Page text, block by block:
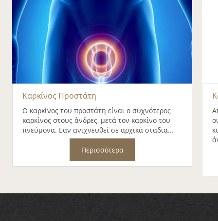
Καρκίνος Προστάτη
Ο καρκίνος του προστάτη είναι ο συχνότερος
καρκίνος στους άνδρες, μετά τον καρκίνο του
πνεύμονα. Εάν ανιχνευθεί σε αρχικά στάδια...
Περισσότερα